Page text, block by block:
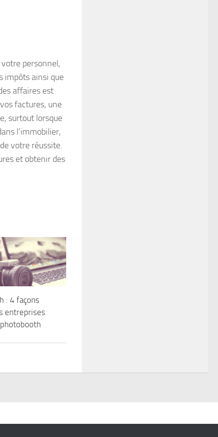
personnel,
impôts ainsi que
affaires est
factures, une
surtout lorsque
l’immobilier,
votre réussite.
et obtenir des
: 4 façons
entreprises